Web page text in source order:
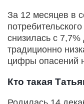
За 12 месяцев в
снизилась с
традиционно
цифры опасений
Кто такая